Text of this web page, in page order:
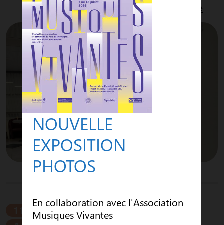
GAYETTE
Suite
11 juin 2026
NOUVELLE
EXPOSITION
PHOTOS
En collaboration avec l'Association
Musiques Vivantes